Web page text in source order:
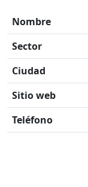
Nombre
Sector
Ciudad
Sitio web
Teléfono